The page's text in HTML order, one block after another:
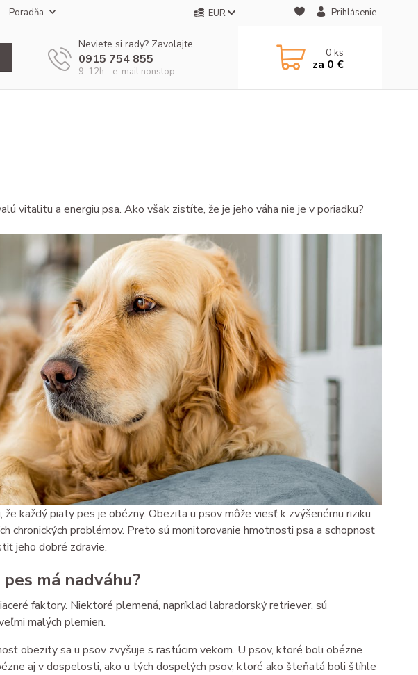
Poradňa EUR Prihlásenie
Neviete si rady? Zavolajte.
0915 754 855
9-12h - e-mail nonstop
0ks
za 0 €
vitalitu a energiu psa. Ako však zistíte, že je jeho váha nie je v poriadku?
každý piaty pes je obézny. Obezita u psov môže viesť k zvýšenému riziku
chronických problémov. Preto sú monitorovanie hmotnosti psa a schopnosť
jeho dobré zdravie.
má nadváhu?
faktory. Niektoré plemená, napríklad labradorský retriever, sú
malých plemien.
obezity sa u psov zvyšuje s rastúcim vekom. U psov, ktoré boli obézne
aj v dospelosti, ako u tých dospelých psov, ktoré ako šteňatá boli štíhle